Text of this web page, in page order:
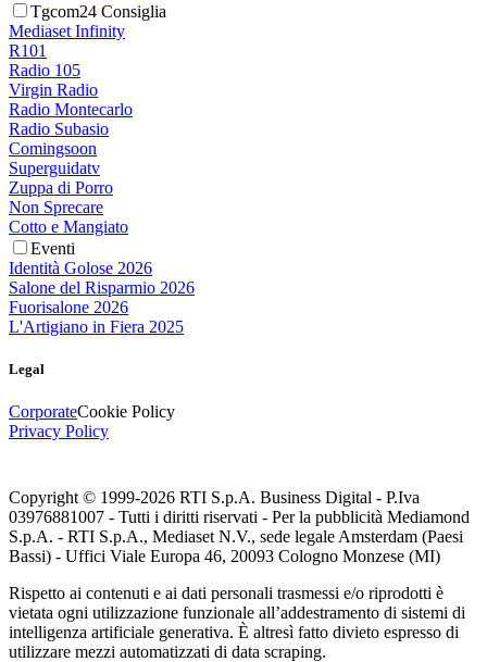
Tgcom24 Consiglia
Mediaset Infinity
R101
Radio 105
Virgin Radio
Radio Montecarlo
Radio Subasio
Comingsoon
Superguidatv
Zuppa di Porro
Non Sprecare
Cotto e Mangiato
Eventi
Identità Golose 2026
Salone del Risparmio 2026
Fuorisalone 2026
L'Artigiano in Fiera 2025
Legal
CorporateCookie Policy
Privacy Policy
Copyright © 1999-2026 RTI S.p.A. Business Digital - P.Iva
03976881007 - Tutti i diritti riservati - Per la pubblicità Mediamond
S.p.A. - RTI S.p.A., Mediaset N.V., sede legale Amsterdam (Paesi
Bassi) - Uffici Viale Europa 46, 20093 Cologno Monzese (MI)
Rispetto ai contenuti e ai dati personali trasmessi e/o riprodotti è
vietata ogni utilizzazione funzionale all’addestramento di sistemi di
intelligenza artificiale generativa. È altresì fatto divieto espresso di
utilizzare mezzi automatizzati di data scraping.